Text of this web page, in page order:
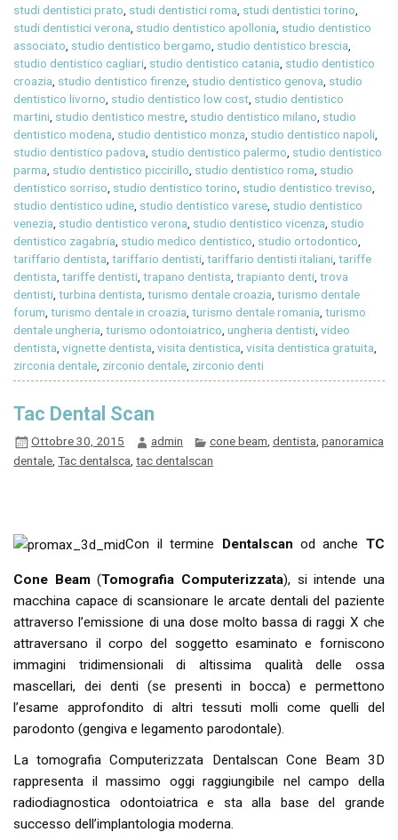
studi dentistici prato studi dentistici roma studi dentistici torino
studi dentistici verona studio dentistico apollonia studio dentistico
associato studio dentistico bergamo studio dentistico brescia
studio dentistico cagliari studio dentistico catania studio dentistico
croazia studio dentistico firenze studio dentistico genova studio
dentistico livorno studio dentistico low cost studio dentistico
martini studio dentistico mestre studio dentistico milano studio
dentistico modena studio dentistico monza studio dentistico napoli
studio dentistico padova studio dentistico palermo studio dentistico
parma studio dentistico piccirillo studio dentistico roma studio
dentistico sorriso studio dentistico torino studio dentistico treviso
studio dentistico udine studio dentistico varese studio dentistico
venezia studio dentistico verona studio dentistico vicenza studio
dentistico zagabria studio medico dentistico studio ortodontico
tariffario dentista ,tariffario dentisti ,tariffario dentisti italiani ,tariffe
dentista ,tariffe dentisti ,trapano dentista ,trapianto denti ,trova
dentisti ,turbina dentista ,turismo dentale croazia ,turismo dentale
forum ,turismo dentale in croazia ,turismo dentale romania ,turismo
dentale ungheria ,turismo odontoiatrico ,ungheria dentisti ,video
dentista ,vignette dentista ,visita dentistica ,visita dentistica gratuita
zirconia dentale zirconio dentale zirconio denti
Tac Dental Scan
Ottobre 30, 2015 admin cone beam, dentista, panoramica
dentale ,Tac dentalsca ,tac dentalscan
Con il termine Dentalscan od anche TC
Cone Beam(Tomografia Computerizzata), si intende una
macchina capace di scansionare le arcate dentali del paziente
attraverso l’emissione di una dose molto bassa di raggi X che
attraversano il corpo del soggetto esaminato e forniscono
immagini tridimensionali di altissima qualità delle ossa
mascellari, dei denti (se presenti in bocca) e permettono
l’esame approfondito di altri tessuti molli come quelli del
parodonto (gengiva e legamento parodontale).
La tomografia Computerizzata Dentalscan Cone Beam 3D
rappresenta il massimo oggi raggiungibile nel campo della
radiodiagnostica odontoiatrica e sta alla base del grande
successo dell’implantologia moderna.